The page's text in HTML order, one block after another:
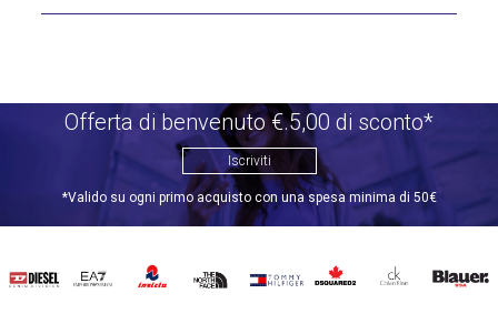
Offerta di benvenuto €.5,00 di sconto*
Iscriviti
*Valido su ogni primo acquisto con una spesa minima di 50€
DIESEL EA7 INVICTATHE
TOMMY
DSQUARED2
CALVIN BLAUER